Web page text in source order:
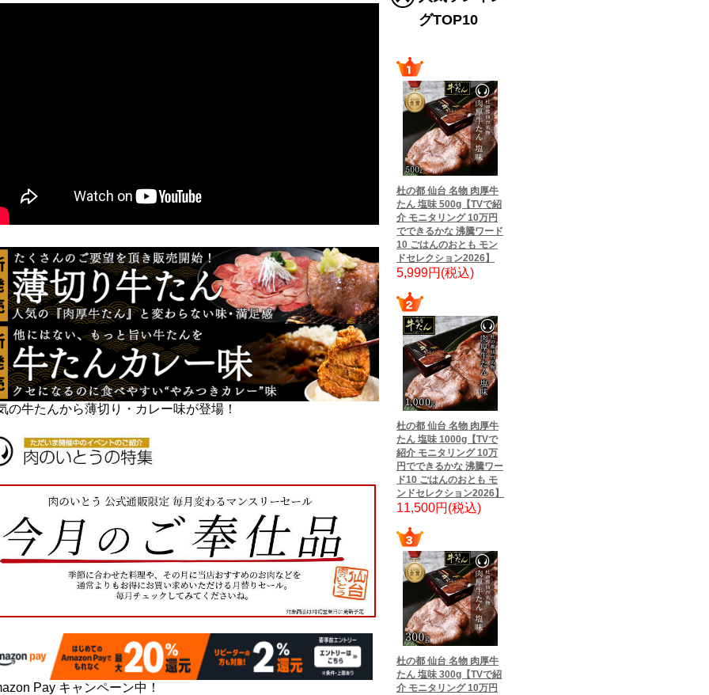
の牛たんから薄切り・カレー味が登場！
Pay キャンペーン中！
グTOP10
杜の都 仙台 名物 肉厚牛
たん 塩味 500g【TVで紹
介 モニタリング 10万円
でできるかな 沸騰ワード
10 ごはんのおとも モン
ドセレクション2026】
5,999円(税込)
杜の都 仙台 名物 肉厚牛
たん 塩味 1000g【TVで
紹介 モニタリング 10万
円でできるかな 沸騰ワー
ド10 ごはんのおとも モ
ンドセレクション2026】
11,500円(税込)
杜の都 仙台 名物 肉厚牛
たん 塩味 300g【TVで紹
介 モニタリング 10万円